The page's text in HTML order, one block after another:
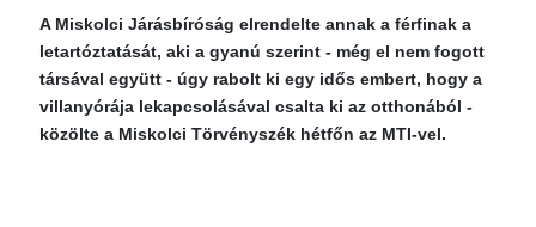
A Miskolci Járásbíróság elrendelte annak a férfinak a
letartóztatását, aki a gyanú szerint - még el nem fogott
társával együtt - úgy rabolt ki egy idős embert, hogy a
villanyórája lekapcsolásával csalta ki az otthonából -
közölte a Miskolci Törvényszék hétfőn az MTI-vel.